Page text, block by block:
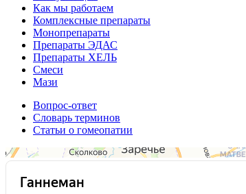
Как мы работаем
Комплексные препараты
Монопрепараты
Препараты ЭДАС
Препараты ХЕЛЬ
Смеси
Мази
Вопрос-ответ
Словарь терминов
Статьи о гомеопатии